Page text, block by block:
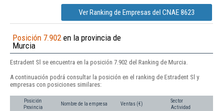
Ver Ranking de Empresas del CNAE 8623
Posición 7.902 en la provincia de
Murcia
Estradent Sl se encuentra en la posición 7.902 del Ranking de Murcia.
A continuación podrá consultar la posición en el ranking de Estradent Sl y
empresas con posiciones similares:
Posición
Provincia
Nombre de la empresa Ventas (€)
Sector
Actividad